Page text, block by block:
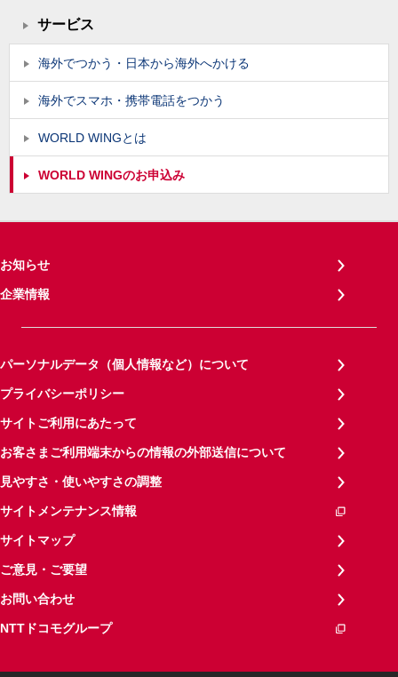
サービス
海外でつかう・日本から海外へかける
海外でスマホ・携帯電話をつかう
WORLD WINGとは
WORLD WINGのお申込み
お知らせ
企業情報
パーソナルデータ（個人情報など）について
プライバシーポリシー
サイトご利用にあたって
お客さまご利用端末からの情報の外部送信について
見やすさ・使いやすさの調整
サイトメンテナンス情報
サイトマップ
ご意見・ご要望
お問い合わせ
NTTドコモグループ